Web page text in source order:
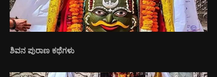
ಶಿವನ ಪುರಾಣ ಕಥೆಗಳು